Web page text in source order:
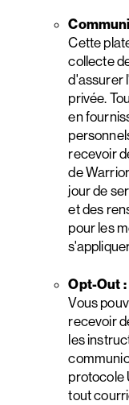
Cette
collecte
d'assurer
privée.
en
recevoir
de
jour de
et des
pour les
Opt-Out :
Vous
recevoir
les
protocole
tout